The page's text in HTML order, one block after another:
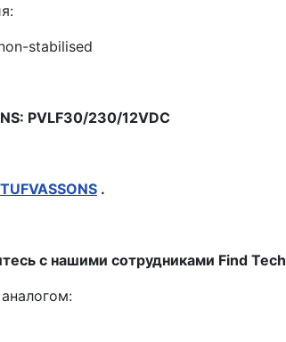
stabilised
PVLF30/230/12VDC
.
с нашими сотрудниками Find Tech